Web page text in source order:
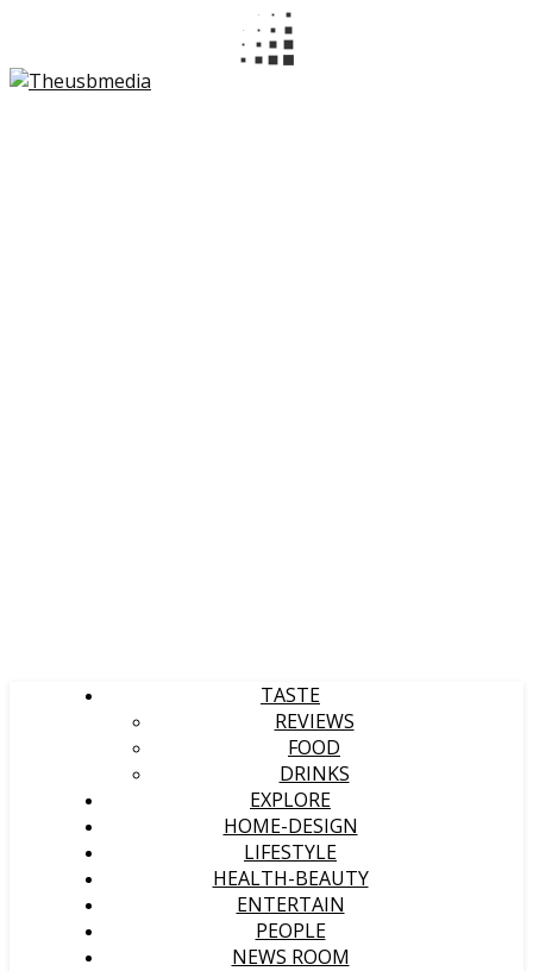
TASTE
REVIEWS
FOOD
DRINKS
EXPLORE
HOME-DESIGN
LIFESTYLE
HEALTH-BEAUTY
ENTERTAIN
PEOPLE
NEWS ROOM